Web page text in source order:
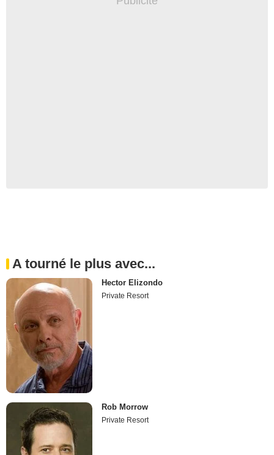
A tourné le plus avec...
Hector Elizondo
Private Resort
Rob Morrow
Private Resort